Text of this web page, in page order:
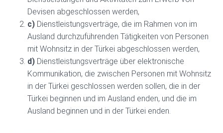
Devisen abgeschlossen werden,
c) Dienstleistungsverträge, die im Rahmen von im
Ausland durchzuführenden Tätigkeiten von Personen
mit Wohnsitz in der Türkei abgeschlossen werden,
d) Dienstleistungsverträge über elektronische
Kommunikation, die zwischen Personen mit Wohnsitz
in der Türkei geschlossen werden sollen, die in der
Türkei beginnen und im Ausland enden, und die im
Ausland beginnen und in der Türkei enden.